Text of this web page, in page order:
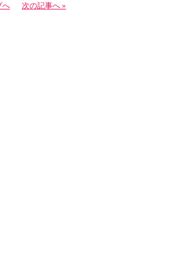
へ 次の記事へ »